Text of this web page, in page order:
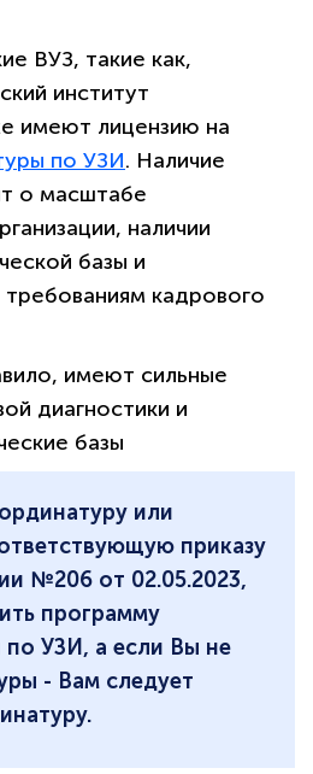
ВУЗ, такие как,
институт
имеют лицензию на
по УЗИ. Наличие
о масштабе
наличии
базы и
кадрового
имеют сильные
диагностики и
базы
или
приказу
№206 от 02.05.2023,
программу
по УЗИ, а если Вы не
- Вам следует